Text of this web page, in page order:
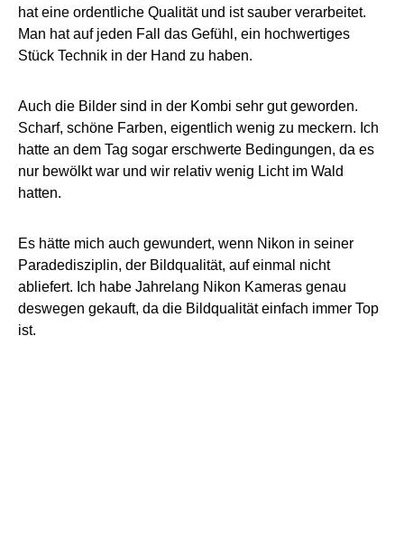
hat eine ordentliche Qualität und ist sauber verarbeitet.
Man hat auf jeden Fall das Gefühl, ein hochwertiges
Stück Technik in der Hand zu haben.
Auch die Bilder sind in der Kombi sehr gut geworden.
Scharf, schöne Farben, eigentlich wenig zu meckern. Ich
hatte an dem Tag sogar erschwerte Bedingungen, da es
nur bewölkt war und wir relativ wenig Licht im Wald
hatten.
Es hätte mich auch gewundert, wenn Nikon in seiner
Paradedisziplin, der Bildqualität, auf einmal nicht
abliefert. Ich habe Jahrelang Nikon Kameras genau
deswegen gekauft, da die Bildqualität einfach immer Top
ist.